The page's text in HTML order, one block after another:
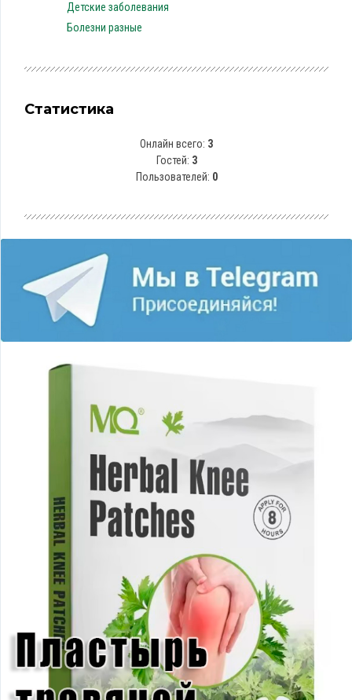
Детские заболевания
Болезни разные
Статистика
Онлайн всего: 3
Гостей: 3
Пользователей: 0